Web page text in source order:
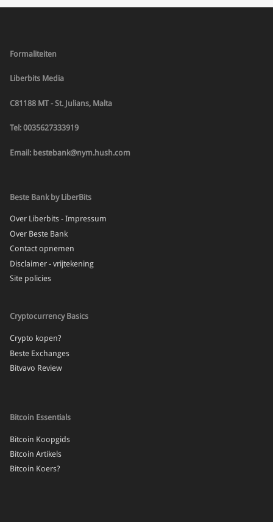
Formaliteiten
Liberbits Media
C81188 MT - St. Julians, Malta
Tel: 0035627333919
Email: bestebank@nym.hush.com
Beste Bank by LiberBits
Over Liberbits - Impressum
Over Beste Bank
Contact opnemen
Disclaimer - vrijtekening
Site policies
Cryptocurrency Basics
Crypto kopen?
Beste Exchanges
Bitvavo Review
Bitcoin Essentials
Bitcoin Koopgids
Bitcoin Artikels
Bitcoin Koers?